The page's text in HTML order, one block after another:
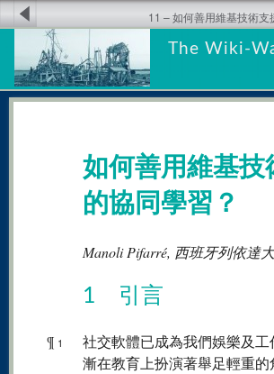
The Wiki-
11 – 如何善用維基技術支
如何善用維基技
的協同學習？
Manoli Pifarré, 西班牙列依達
1 引言
¶ 1
社交軟體已成為我們娛樂及
漸在教育上扮演著舉足輕重的